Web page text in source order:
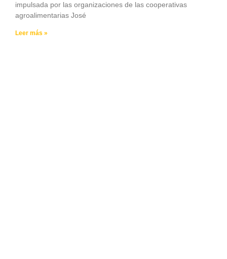
impulsada por las organizaciones de las cooperativas
agroalimentarias José
Leer más »